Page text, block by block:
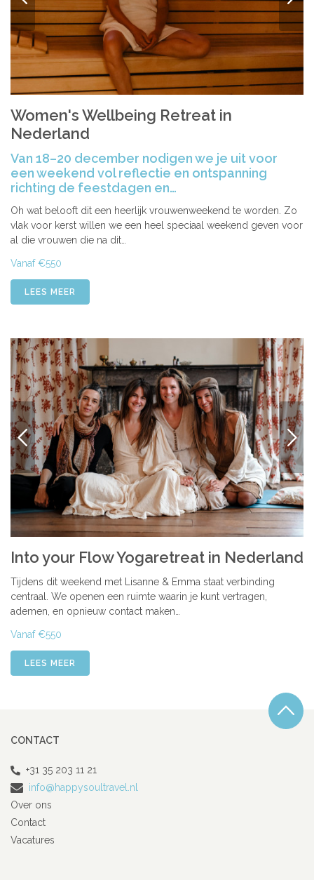
Women's Wellbeing Retreat in
Nederland
Van 18–20 december nodigen we je uit voor
een weekend vol reflectie en ontspanning
richting de feestdagen en…
Oh wat belooft dit een heerlijk vrouwenweekend te worden. Zo
vlak voor kerst willen we een heel speciaal weekend geven voor
al die vrouwen die na dit…
Vanaf €550
LEES MEER
VORIGE
Into your Flow Yogaretreat in Nederland
Tijdens dit weekend met Lisanne & Emma staat verbinding
centraal. We openen een ruimte waarin je kunt vertragen,
ademen, en opnieuw contact maken…
Vanaf €550
LEES MEER
CONTACT
+31 35 203 11 21
info@happysoultravel.nl
Over ons
Contact
Vacatures